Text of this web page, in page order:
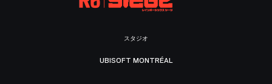
スタジオ
UBISOFT MONTRÉAL